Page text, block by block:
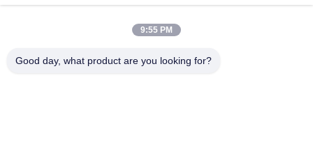
9:55 PM
Good day, what product are you looking for?